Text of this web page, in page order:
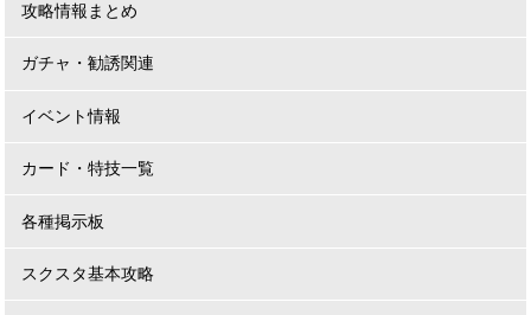
攻略情報まとめ
ガチャ・勧誘関連
イベント情報
カード・特技一覧
各種掲示板
スクスタ基本攻略